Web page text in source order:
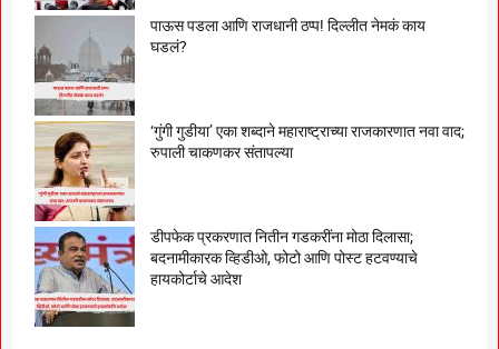
पाऊस पडला आणि राजधानी ठप्प! दिल्लीत नेमकं काय
घडलं?
‘गुंगी गुडीया’ एका शब्दाने महाराष्ट्राच्या राजकारणात नवा वाद;
रुपाली चाकणकर संतापल्या
डीपफेक प्रकरणात नितीन गडकरींना मोठा दिलासा;
बदनामीकारक व्हिडीओ, फोटो आणि पोस्ट हटवण्याचे
हायकोर्टाचे आदेश